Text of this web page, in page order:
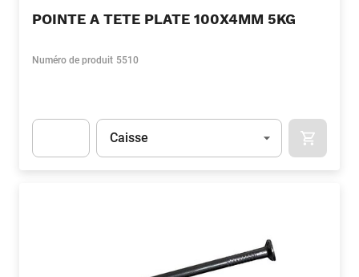
POINTE A TETE PLATE 100X4MM 5KG
Numéro de produit 5510
Unité
Caisse